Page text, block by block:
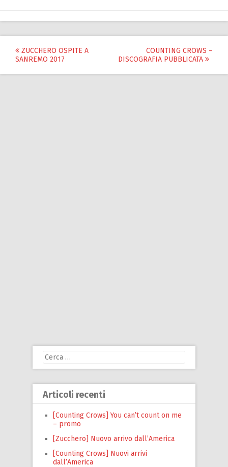
Post
ZUCCHERO OSPITE A
SANREMO 2017
COUNTING CROWS –
DISCOGRAFIA PUBBLICATA
Ricerca
Articoli recenti
[Counting Crows] You can’t count on me
– promo
[Zucchero] Nuovo arrivo dall’America
[Counting Crows] Nuovi arrivi
dall’America